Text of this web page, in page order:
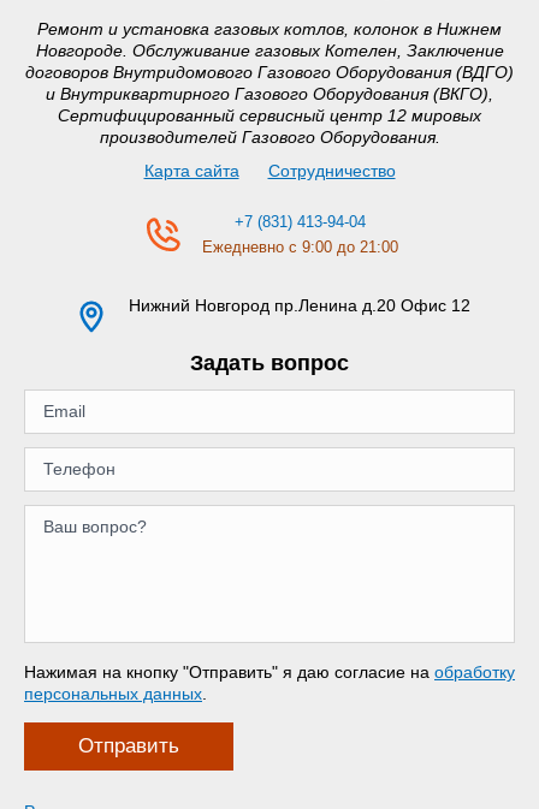
Ремонт и установка газовых котлов, колонок в Нижнем
Новгороде. Обслуживание газовых Котелен, Заключение
договоров Внутридомового Газового Оборудования (ВДГО)
и Внутриквартирного Газового Оборудования (ВКГО),
Сертифицированный сервисный центр 12 мировых
производителей Газового Оборудования.
Карта сайта
Сотрудничество
+7 (831) 413-94-04
Ежедневно с 9:00 до 21:00
Нижний Новгород пр.Ленина д.20 Офис 12
Задать вопрос
Нажимая на кнопку "Отправить" я даю согласие на обработку
персональных данных
Отправить